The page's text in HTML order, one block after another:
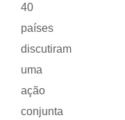
40
países
discutiram
uma
ação
conjunta